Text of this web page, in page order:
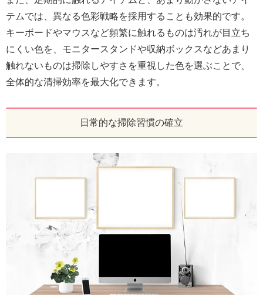
テムでは、異なる色彩戦略を採用することも効果的です。
キーボードやマウスなど頻繁に触れるものは汚れが目立ち
にくい色を、モニタースタンドや収納ボックスなどあまり
触れないものは掃除しやすさを重視した色を選ぶことで、
全体的な清掃効率を最大化できます。
日常的な掃除習慣の確立